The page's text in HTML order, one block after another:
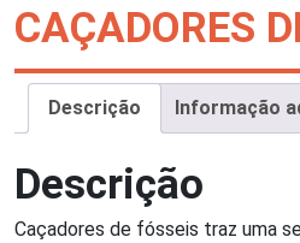
CAÇADORES
Descrição Informação
Descrição
Caçadores de fósseis traz uma